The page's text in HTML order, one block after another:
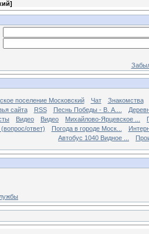
]
поселение Московский Чат
Знакомства
сайта RSS Песнь Победы - В. А....
Видео Видео Михайлово-Ярцевское ...
(вопрос/ответ) Погода в городе Моск...
Автобус 1040 Видное ...